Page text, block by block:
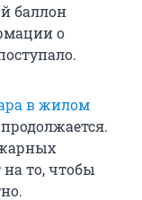
баллон
о
в жилом
продолжается.
то, чтобы